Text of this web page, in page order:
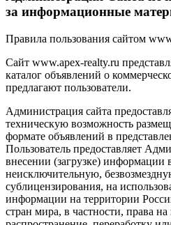
за информационные
Правила пользования сайтом
Сайт www.apex-realty.ru
каталог объявлений о
предлагают пользователи.
Администрация сайта
техническую возможность
формате объявлений в
Пользователь предоставляет
внесении (загрузке) информации
неисключительную,
сублицензирования, на
информации на территории
стран мира, в частности, права